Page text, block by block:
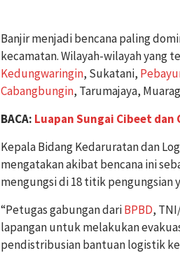
Banjir menjadi bencana paling
kecamatan. Wilayah-wilayah yang
Kedungwaringin, Sukatani,
Cabangbungin, Tarumajaya,
BACA: Luapan Sungai Cibeet
Kepala Bidang Kedaruratan dan
mengatakan akibat bencana ini
mengungsi di 18 titik pengungsian
“Petugas gabungan dariBPBD,
lapangan untuk melakukan
pendistribusian bantuan logistik